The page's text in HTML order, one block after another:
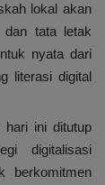
lokal akan
tata letak
nyata dari
literasi digital
hari ini ditutup
digitalisasi
berkomitmen